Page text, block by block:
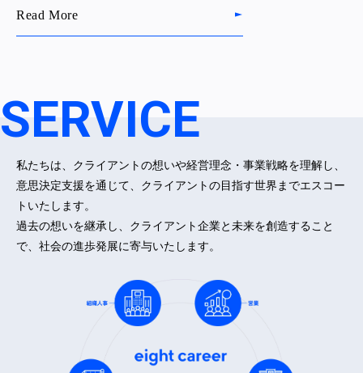
Read More
SERVICE
私たちは、クライアントの想いや経営理念・事業戦略を理解し、
意思決定支援を通じて、クライアントの目指す世界までエスコー
トいたします。
過去の想いを継承し、クライアント企業と未来を創造すること
で、社会の進歩発展に寄与いたします。